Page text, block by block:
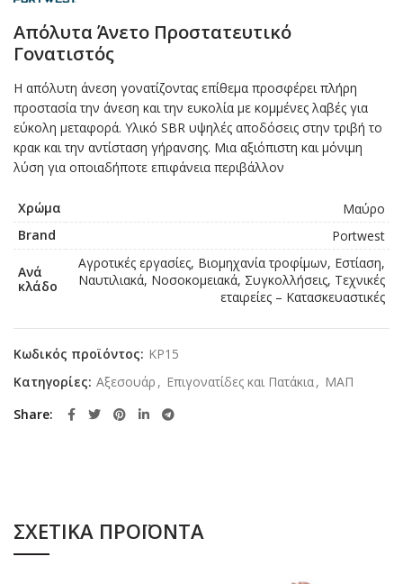
Απόλυτα Άνετο Προστατευτικό
Γονατιστός
Η απόλυτη άνεση γονατίζοντας επίθεμα προσφέρει πλήρη
προστασία την άνεση και την ευκολία με κομμένες λαβές για
εύκολη μεταφορά. Υλικό SBR υψηλές αποδόσεις στην τριβή το
κρακ και την αντίσταση γήρανσης. Μια αξιόπιστη και μόνιμη
λύση για οποιαδήποτε επιφάνεια περιβάλλον
Χρώμα
Μαύρο
Brand
Portwest
Ανά
κλάδο
Αγροτικές εργασίες, Βιομηχανία τροφίμων, Εστίαση,
Ναυτιλιακά, Νοσοκομειακά, Συγκολλήσεις, Τεχνικές
εταιρείες – Κατασκευαστικές
Κωδικός προϊόντος: KP15
Κατηγορίες: Αξεσουάρ , Επιγονατίδες και Πατάκια, ΜΑΠ
Share
ΣΧΕΤΙΚΆ ΠΡΟΪΌΝΤΑ